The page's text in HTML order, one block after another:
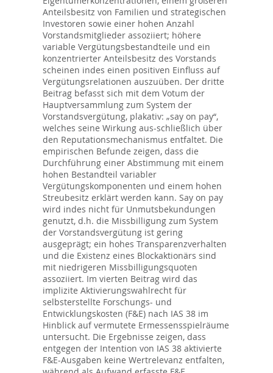
Anteilsbesitz von Familien und strategischen
Investoren sowie einer hohen Anzahl
Vorstandsmitglieder assoziiert; höhere
variable Vergütungsbestandteile und ein
konzentrierter Anteilsbesitz des Vorstands
scheinen indes einen positiven Einfluss auf
Vergütungsrelationen auszuüben. Der dritte
Beitrag befasst sich mit dem Votum der
Hauptversammlung zum System der
Vorstandsvergütung, plakativ: „say on pay“,
welches seine Wirkung aus-schließlich über
den Reputationsmechanismus entfaltet. Die
empirischen Befunde zeigen, dass die
Durchführung einer Abstimmung mit einem
hohen Bestandteil variabler
Vergütungskomponenten und einem hohen
Streubesitz erklärt werden kann. Say on pay
wird indes nicht für Unmutsbekundungen
genutzt, d.h. die Missbilligung zum System
der Vorstandsvergütung ist gering
ausgeprägt; ein hohes Transparenzverhalten
und die Existenz eines Blockaktionärs sind
mit niedrigeren Missbilligungsquoten
assoziiert. Im vierten Beitrag wird das
implizite Aktivierungswahlrecht für
selbsterstellte Forschungs- und
Entwicklungskosten (F&E) nach IAS 38 im
Hinblick auf vermutete Ermessensspielräume
untersucht. Die Ergebnisse zeigen, dass
entgegen der Intention von IAS 38 aktivierte
F&E-Ausgaben keine Wertrelevanz entfalten,